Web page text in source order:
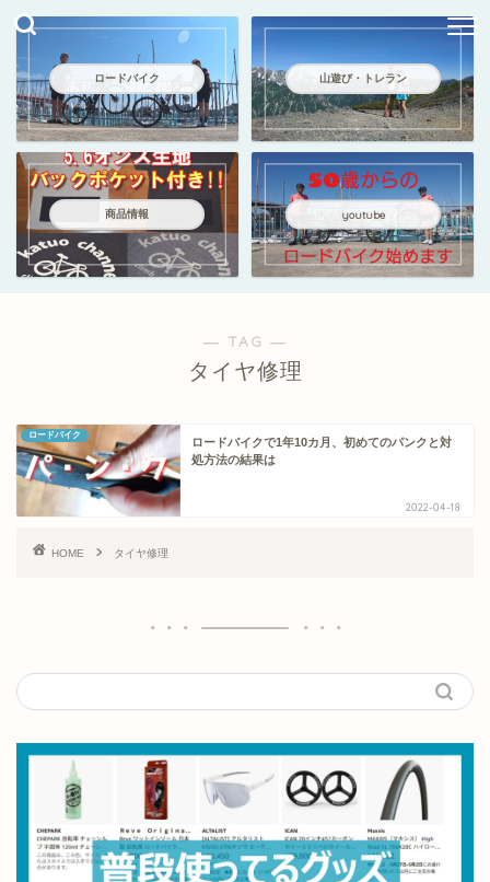
ロードバイク 山遊び・トレラン
商品情報 youtube
― TAG ―
タイヤ修理
ロードバイク
ロードバイクで1年10カ月、初めてのパンクと対
処方法の結果は
2022-04-18
HOME タイヤ修理